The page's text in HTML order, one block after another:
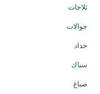
ثلاجات
جوالات
حداد
سباك
صباغ